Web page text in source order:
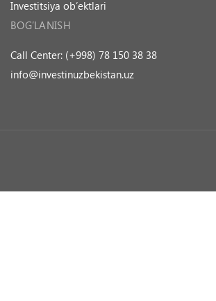
Investitsiya ob’ektlari
BOG’LANISH
Call Center: (+998) 78 150 38 38
info@investinuzbekistan.uz